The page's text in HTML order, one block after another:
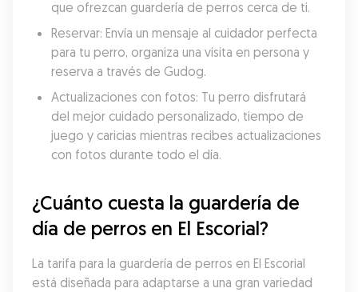
que ofrezcan guardería de perros cerca de ti.
Reservar: Envía un mensaje al cuidador perfecta
para tu perro, organiza una visita en persona y
reserva a través de Gudog.
Actualizaciones con fotos: Tu perro disfrutará
del mejor cuidado personalizado, tiempo de
juego y caricias mientras recibes actualizaciones
con fotos durante todo el día.
¿Cuánto cuesta la guardería de
día de perros en El Escorial?
La tarifa para la guardería de perros en El Escorial
está diseñada para adaptarse a una gran variedad